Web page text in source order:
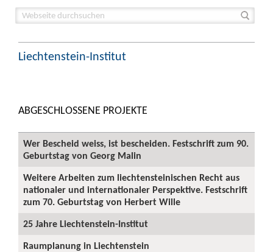
Liechtenstein-Institut
ABGESCHLOSSENE PROJEKTE
Wer Bescheid weiss, ist bescheiden. Festschrift zum 90.
Geburtstag von Georg Malin
Weitere Arbeiten zum liechtensteinischen Recht aus
nationaler und internationaler Perspektive. Festschrift
zum 70. Geburtstag von Herbert Wille
25 Jahre Liechtenstein-Institut
Raumplanung in Liechtenstein